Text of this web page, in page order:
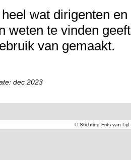
wat dirigenten
weten te vinden
van gemaakt.
dec 2023
© Stichting Frits van Lijf